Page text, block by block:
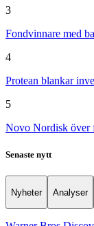
3
Fondvinnare med
4
Protean blankar
5
Novo Nordisk över
Senaste nytt
Nyheter Analyser